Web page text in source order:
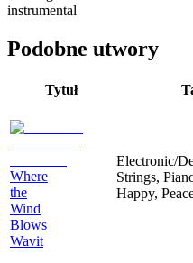
instrumental
Podobne utwory
Tytuł
Where
the
Wind
Blows
Wavit
Electronic/
Strings,
Happy,